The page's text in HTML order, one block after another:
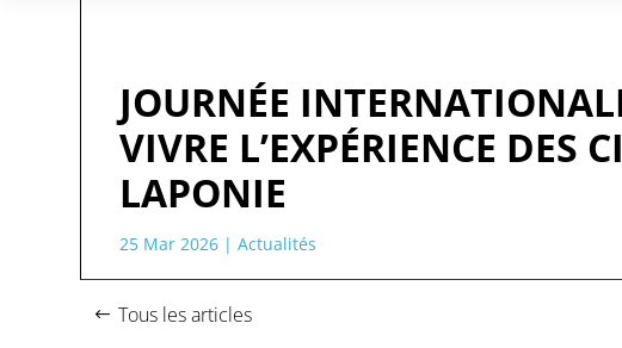
JOURNÉE
VIVRE L’EXPÉRIENCE DES
LAPONIE
25 Mar 2026 |Actualités
Tous les articles